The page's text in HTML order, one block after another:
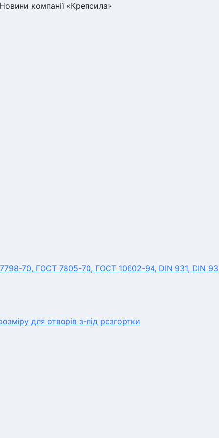
компанії «Крепсила»
70, ГОСТ 7805-70, ГОСТ 10602-94, DIN 931, DIN
для отворів з-під розгортки